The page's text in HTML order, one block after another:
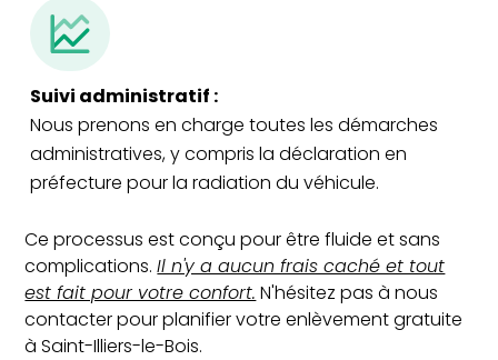
Suivi administratif :
Nous prenons en charge toutes les démarches
administratives, y compris la déclaration en
préfecture pour la radiation du véhicule.
Ce processus est conçu pour être fluide et sans
complications.Il n'y a aucun frais caché et tout
est fait pour votre confort. N'hésitez pas à nous
contacter pour planifier votre enlèvement gratuite
à Saint-Illiers-le-Bois.